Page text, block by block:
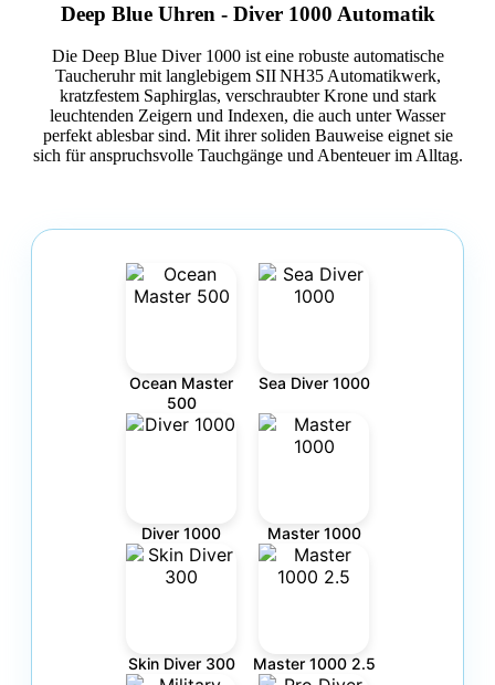
Deep Blue Uhren - Diver 1000 Automatik
Die Deep Blue Diver 1000 ist eine robuste automatische
Taucheruhr mit langlebigem SII NH35 Automatikwerk,
kratzfestem Saphirglas, verschraubter Krone und stark
leuchtenden Zeigern und Indexen, die auch unter Wasser
perfekt ablesbar sind. Mit ihrer soliden Bauweise eignet sie
sich für anspruchsvolle Tauchgänge und Abenteuer im Alltag.
Ocean Master
500
Sea Diver 1000
Diver 1000 Master 1000
Skin Diver 300 Master 1000 2.5